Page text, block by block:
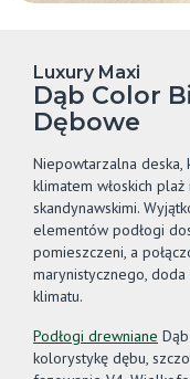
Luxury Maxi
Dąb Color
Dębowe
Niepowtarzalna deska,
klimatem włoskich
skandynawskimi.
elementów podłogi
pomieszczeni, a
marynistycznego,
klimatu.
Podłogi drewniane
kolorystykę dębu,